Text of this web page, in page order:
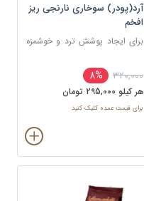
آرد(پودر) سوخاری نارنجی ریز
افخم
برای ایجاد پوشش ترد و خوشمزه
سرخ کردنی
320,000
8%
هر کيلو 295,000 تومان
برای قیمت عمده کلیک کنید